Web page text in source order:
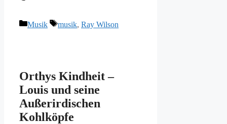
Kategorien
Musik Schlagwörter
musik, Ray Wilson
Orthys Kindheit –
Louis und seine
Außerirdischen
Kohlköpfe